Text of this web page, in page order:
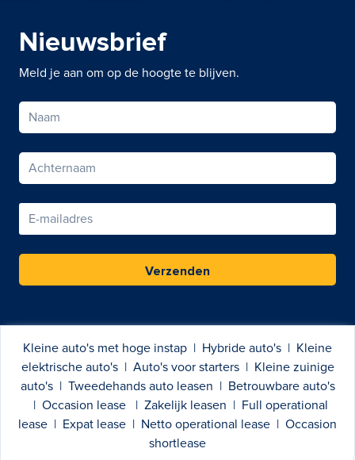
Nieuwsbrief
Meld je aan om op de hoogte te blijven.
Verzenden
Kleine auto's met hoge instap Hybride auto's
Kleine
elektrische auto's
Auto's voor starters
Kleine zuinige
auto's
Tweedehands auto leasen
Betrouwbare auto's
Occasion lease Zakelijk leasen
Full operational
lease
Expat lease Netto operational lease
Occasion
shortlease